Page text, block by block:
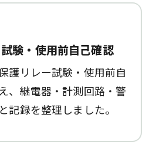
験・使用前自己確認
護リレー試験・使用前自
、継電器・計測回路・警
記録を整理しました。